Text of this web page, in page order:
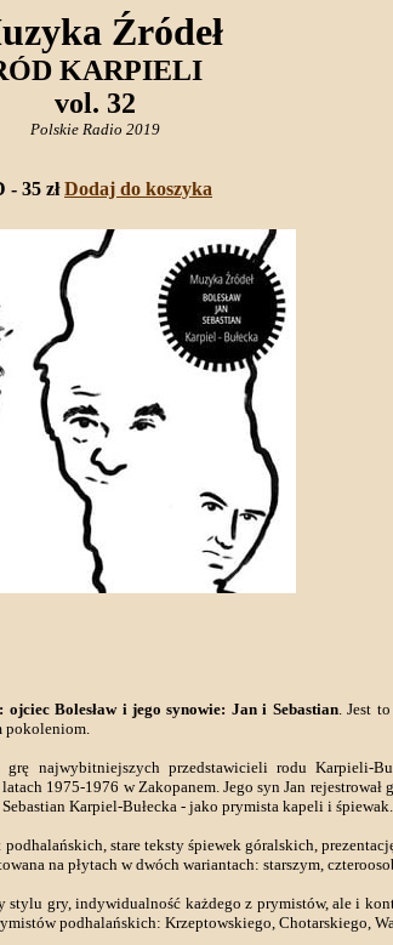
Źródeł
KARPIELI
vol. 32
Polskie Radio 2019
- 35 złDodaj do koszyka
Bolesław i jego synowie: Jan i Sebastian. Jest
pokoleniom.
najwybitniejszych przedstawicieli rodu Karpieli-
1975-1976 w Zakopanem. Jego syn Jan rejestrował
Karpiel-Bułecka - jako prymista kapeli i śpiewak.
stare teksty śpiewek góralskich,
na płytach w dwóch wariantach: starszym,
gry, indywidualność każdego z prymistów, ale i
podhalańskich: Krzeptowskiego, Chotarskiego,